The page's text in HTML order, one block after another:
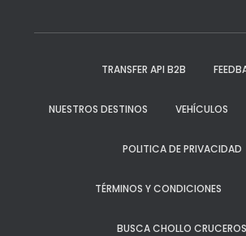
TRANSFER API B2B
NUESTROS DESTINOS VEHÍCULOS
POLITICA DE PRIVACIDAD
TÉRMINOS Y CONDICIONES
BUSCA CHOLLO CRUCEROS